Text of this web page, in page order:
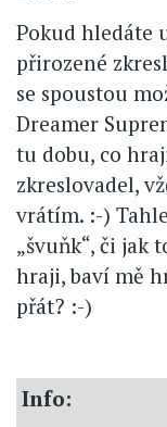
Pokud hledáte
přirozené
se spoustou
Dreamer
tu dobu, co
zkreslovadel,
vrátím. :-)
„švuňk“, či jak
hraji, baví mě
přát? :-)
Info: